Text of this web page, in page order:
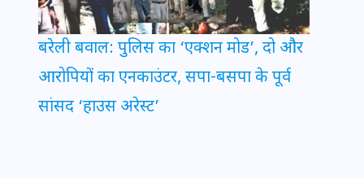
बरेली बवाल: पुलिस का ‘एक्शन मोड’, दो और
आरोपियों का एनकाउंटर, सपा-बसपा के पूर्व
सांसद ‘हाउस अरेस्ट’